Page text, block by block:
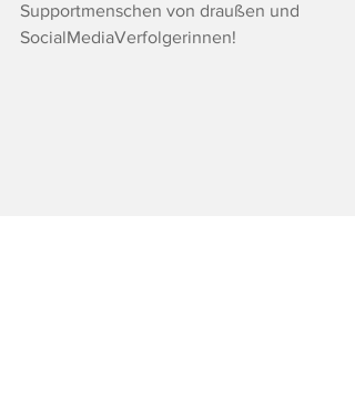
Supportmenschen von draußen und
SocialMediaVerfolgerinnen!